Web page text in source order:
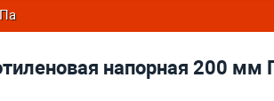
напорная 200